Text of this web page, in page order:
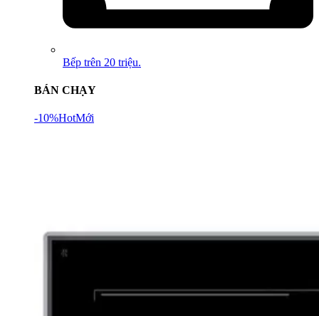
Bếp trên 20 triệu.
BÁN CHẠY
-10%HotMới